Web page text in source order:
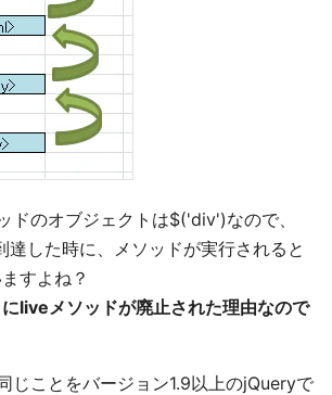
ドのオブジェクトは$('div')なので、
した時に、メソッドが実行されると
すよね？
liveメソッドが廃止された理由なので
じことをバージョン1.9以上のjQueryで